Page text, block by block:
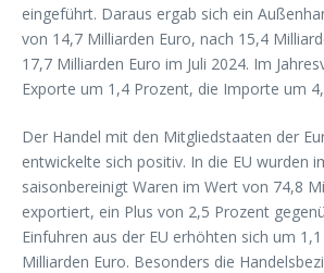
eingeführt. Daraus ergab sich ein
von 14,7 Milliarden Euro, nach 15,4
17,7 Milliarden Euro im Juli 2024. Im
Exporte um 1,4 Prozent, die Importe um
Der Handel mit den Mitgliedstaaten der
entwickelte sich positiv. In die EU wurden
saisonbereinigt Waren im Wert von 74,8
exportiert, ein Plus von 2,5 Prozent
Einfuhren aus der EU erhöhten sich um
Milliarden Euro. Besonders die